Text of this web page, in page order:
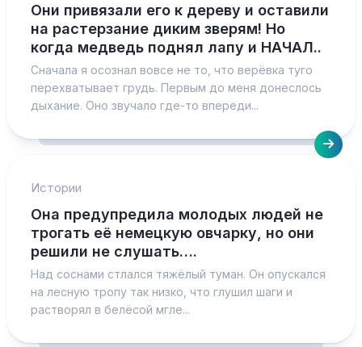
Они привязали его к дереву и оставили
на растерзание диким зверям! Но
когда медведь поднял лапу и НАЧАЛ..
Сначала я осознал вовсе не то, что верёвка туго
перехватывает грудь. Первым до меня донеслось
дыхание. Оно звучало где-то впереди...
Истории
Она предупредила молодых людей не
трогать её немецкую овчарку, но они
решили не слушать….
Над соснами стлался тяжёлый туман. Он опускался
на лесную тропу так низко, что глушил шаги и
растворял в белёсой мгле...